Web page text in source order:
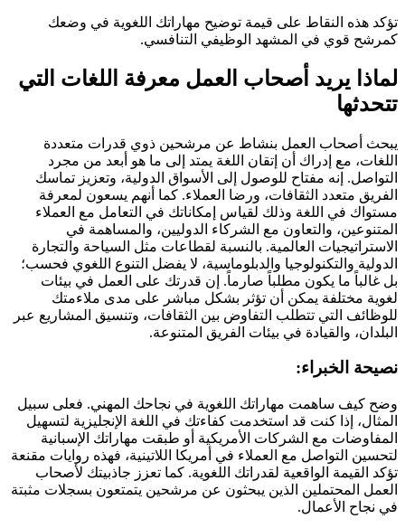
تؤكد هذه النقاط على قيمة توضيح مهاراتك اللغوية في وضعك
كمرشح قوي في المشهد الوظيفي التنافسي.
لماذا يريد أصحاب العمل معرفة اللغات التي
تتحدثها
يبحث أصحاب العمل بنشاط عن مرشحين ذوي قدرات متعددة
اللغات، مع إدراك أن إتقان اللغة يمتد إلى ما هو أبعد من مجرد
التواصل. إنه مفتاح للوصول إلى الأسواق الدولية، وتعزيز تماسك
الفريق متعدد الثقافات، ورضا العملاء. كما أنهم يسعون لمعرفة
مستواك في اللغة وذلك لقياس إمكاناتك في التعامل مع العملاء
المتنوعين، والتعاون مع الشركاء الدوليين، والمساهمة في
الاستراتيجيات العالمية. بالنسبة لقطاعات مثل السياحة والتجارة
الدولية والتكنولوجيا والدبلوماسية، لا يفضل التنوع اللغوي فحسب؛
بل غالباً ما يكون مطلباً صارماً. إن قدرتك على العمل في بيئات
لغوية مختلفة يمكن أن تؤثر بشكل مباشر على مدى ملاءمتك
للوظائف التي تتطلب التفاوض بين الثقافات، وتنسيق المشاريع عبر
البلدان، والقيادة في بيئات الفريق المتنوعة.
نصيحة الخبراء:
وضح كيف ساهمت مهاراتك اللغوية في نجاحك المهني. فعلى سبيل
المثال، إذا كنت قد استخدمت كفاءتك في اللغة الإنجليزية لتسهيل
المفاوضات مع الشركات الأمريكية أو طبقت مهاراتك الإسبانية
لتحسين التواصل مع العملاء في أمريكا اللاتينية، فهذه روايات مقنعة
تؤكد القيمة الواقعية لقدراتك اللغوية. كما تعزز جاذبيتك لأصحاب
العمل المحتملين الذين يبحثون عن مرشحين يتمتعون بسجلات مثبتة
في نجاح الأعمال.